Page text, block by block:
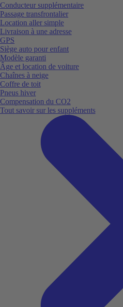
Conducteur supplémentaire
Passage transfrontalier
Location aller simple
Livraison à une adresse
GPS
Siège auto pour enfant
Modèle garanti
Âge et location de voiture
Chaînes à neige
Coffre de toit
Pneus hiver
Compensation du CO2
Tout savoir sur les suppléments